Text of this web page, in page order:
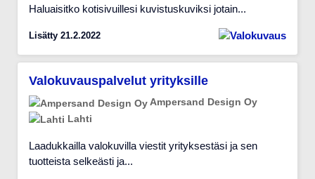
Haluaisitko kotisivuillesi kuvistuskuviksi jotain...
Lisätty 21.2.2022
Valokuvauspalvelut yrityksille
Ampersand Design Oy
Lahti
Laadukkailla valokuvilla viestit yrityksestäsi ja sen
tuotteista selkeästi ja...